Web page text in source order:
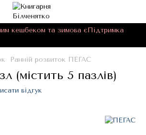
кешбеком та зимова єПідтримка
Ранній розвиток ПЕГАС
(містить 5 пазлів)
відгук